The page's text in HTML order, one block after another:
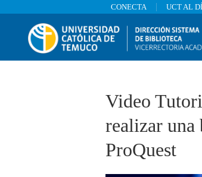
CONECTA UCT AL
Barra de
Video
realizar una
ProQuest